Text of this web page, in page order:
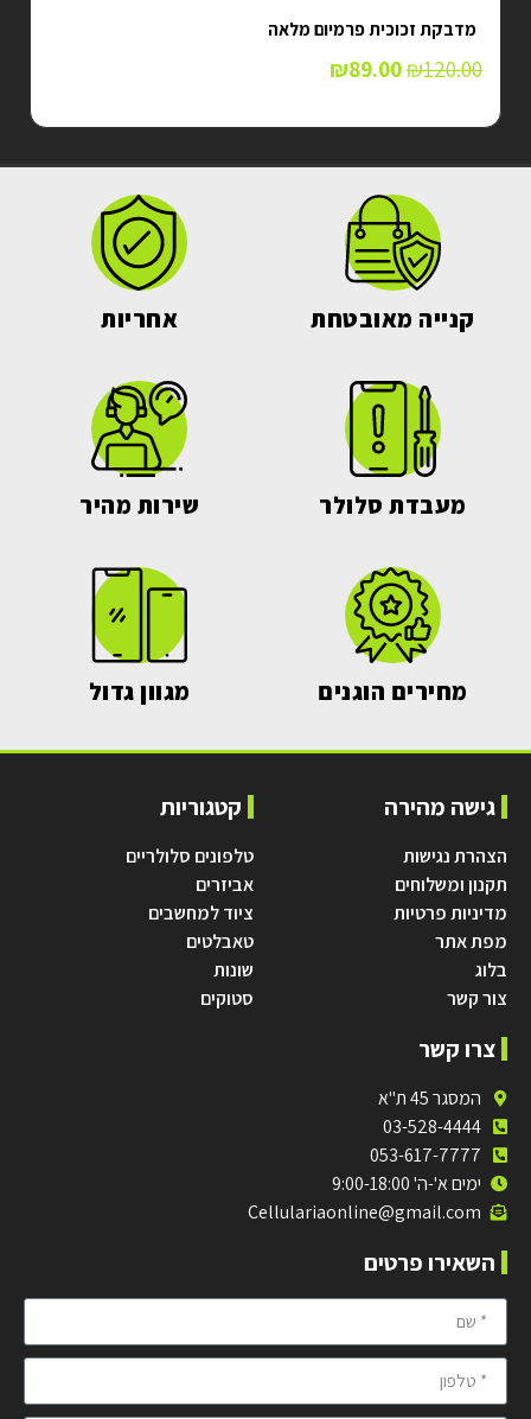
מדבקת זכוכית פרמיום מלאה
₪120.00
₪89.00
קנייה מאובטחת אחריות
מעבדת סלולר שירות מהיר
מחירים הוגנים מגוון גדול
גישה מהירה
הצהרת נגישות
תקנון ומשלוחים
מדיניות פרטיות
מפת אתר
בלוג
צור קשר
קטגוריות
טלפונים סלולריים
אביזרים
ציוד למחשבים
טאבלטים
שונות
סטוקים
צרו קשר
המסגר 45 ת"א
03-528-4444
053-617-7777
ימים א'-ה' 9:00-18:00
Cellulariaonline@gmail.com
השאירו פרטים